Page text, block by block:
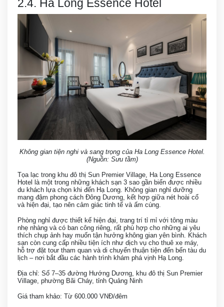
2.4. Ha Long Essence Hotel
Không gian tiện nghi và sang trọng của Ha Long Essence Hotel.
(Nguồn: Sưu tầm)
Tọa lạc trong khu đô thị Sun Premier Village, Ha Long Essence
Hotel là một trong những khách sạn 3 sao gần biển được nhiều
du khách lựa chọn khi đến Hạ Long. Không gian nghỉ dưỡng
mang đậm phong cách Đông Dương, kết hợp giữa nét hoài cổ
và hiện đại, tạo nên cảm giác tinh tế và ấm cúng.
Phòng nghỉ được thiết kế hiện đại, trang trí tỉ mỉ với tông màu
nhẹ nhàng và có ban công riêng, rất phù hợp cho những ai yêu
thích chụp ảnh hay muốn tận hưởng không gian yên bình. Khách
sạn còn cung cấp nhiều tiện ích như dịch vụ cho thuê xe máy,
hỗ trợ đặt tour tham quan và di chuyển thuận tiện đến bến tàu du
lịch – nơi bắt đầu các hành trình khám phá vịnh Hạ Long.
Địa chỉ: Số 7–35 đường Hướng Dương, khu đô thị Sun Premier
Village, phường Bãi Cháy, tỉnh Quảng Ninh
Giá tham khảo: Từ 600.000 VNĐ/đêm